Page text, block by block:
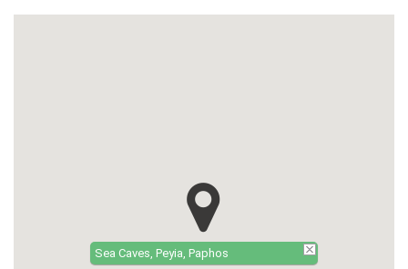
Sea Caves, Peyia, Paphos